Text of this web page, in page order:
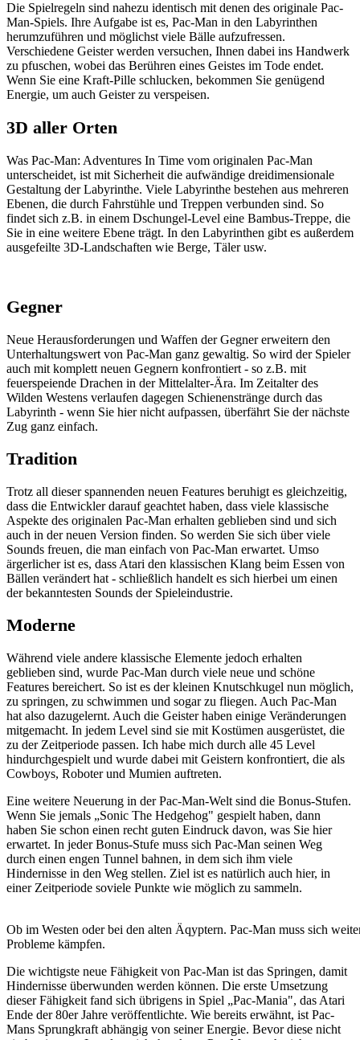
Die Spielregeln sind nahezu identisch mit denen des originale Pac-
Man-Spiels. Ihre Aufgabe ist es, Pac-Man in den Labyrinthen
herumzuführen und möglichst viele Bälle aufzufressen.
Verschiedene Geister werden versuchen, Ihnen dabei ins Handwerk
zu pfuschen, wobei das Berühren eines Geistes im Tode endet.
Wenn Sie eine Kraft-Pille schlucken, bekommen Sie genügend
Energie, um auch Geister zu verspeisen.
3D aller Orten
Was Pac-Man: Adventures In Time vom originalen Pac-Man
unterscheidet, ist mit Sicherheit die aufwändige dreidimensionale
Gestaltung der Labyrinthe. Viele Labyrinthe bestehen aus mehreren
Ebenen, die durch Fahrstühle und Treppen verbunden sind. So
findet sich z.B. in einem Dschungel-Level eine Bambus-Treppe, die
Sie in eine weitere Ebene trägt. In den Labyrinthen gibt es außerdem
ausgefeilte 3D-Landschaften wie Berge, Täler usw.
Gegner
Neue Herausforderungen und Waffen der Gegner erweitern den
Unterhaltungswert von Pac-Man ganz gewaltig. So wird der Spieler
auch mit komplett neuen Gegnern konfrontiert - so z.B. mit
feuerspeiende Drachen in der Mittelalter-Ära. Im Zeitalter des
Wilden Westens verlaufen dagegen Schienenstränge durch das
Labyrinth - wenn Sie hier nicht aufpassen, überfährt Sie der nächste
Zug ganz einfach.
Tradition
Trotz all dieser spannenden neuen Features beruhigt es gleichzeitig,
dass die Entwickler darauf geachtet haben, dass viele klassische
Aspekte des originalen Pac-Man erhalten geblieben sind und sich
auch in der neuen Version finden. So werden Sie sich über viele
Sounds freuen, die man einfach von Pac-Man erwartet. Umso
ärgerlicher ist es, dass Atari den klassischen Klang beim Essen von
Bällen verändert hat - schließlich handelt es sich hierbei um einen
der bekanntesten Sounds der Spieleindustrie.
Moderne
Während viele andere klassische Elemente jedoch erhalten
geblieben sind, wurde Pac-Man durch viele neue und schöne
Features bereichert. So ist es der kleinen Knutschkugel nun möglich,
zu springen, zu schwimmen und sogar zu fliegen. Auch Pac-Man
hat also dazugelernt. Auch die Geister haben einige Veränderungen
mitgemacht. In jedem Level sind sie mit Kostümen ausgerüstet, die
zu der Zeitperiode passen. Ich habe mich durch alle 45 Level
hindurchgespielt und wurde dabei mit Geistern konfrontiert, die als
Cowboys, Roboter und Mumien auftreten.
Eine weitere Neuerung in der Pac-Man-Welt sind die Bonus-Stufen.
Wenn Sie jemals „Sonic The Hedgehog" gespielt haben, dann
haben Sie schon einen recht guten Eindruck davon, was Sie hier
erwartet. In jeder Bonus-Stufe muss sich Pac-Man seinen Weg
durch einen engen Tunnel bahnen, in dem sich ihm viele
Hindernisse in den Weg stellen. Ziel ist es natürlich auch hier, in
einer Zeitperiode soviele Punkte wie möglich zu sammeln.
Ob im Westen oder bei den alten Äqyptern. Pac-Man muss sich
Probleme kämpfen.
Die wichtigste neue Fähigkeit von Pac-Man ist das Springen, damit
Hindernisse überwunden werden können. Die erste Umsetzung
dieser Fähigkeit fand sich übrigens in Spiel „Pac-Mania", das Atari
Ende der 80er Jahre veröffentlichte. Wie bereits erwähnt, ist Pac-
Mans Sprungkraft abhängig von seiner Energie. Bevor diese nicht